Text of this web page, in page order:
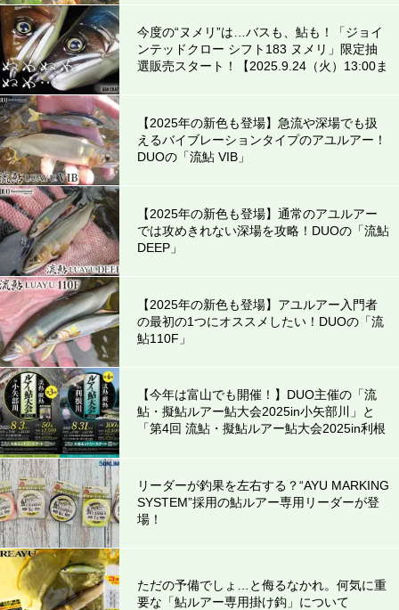
今度の“ヌメリ”は…バスも、鮎も！「ジョイ
ンテッドクロー シフト183 ヌメリ」限定抽
選販売スタート！【2025.9.24（火）13:00ま
【2025年の新色も登場】急流や深場でも扱
えるバイブレーションタイプのアユルアー！
DUOの「流鮎 VIB」
【2025年の新色も登場】通常のアユルアー
では攻めきれない深場を攻略！DUOの「流鮎
DEEP」
【2025年の新色も登場】アユルアー入門者
の最初の1つにオススメしたい！DUOの「流
鮎110F」
【今年は富山でも開催！】DUO主催の「流
鮎・擬鮎ルアー鮎大会2025in小矢部川」と
「第4回 流鮎・擬鮎ルアー鮎大会2025in利根
リーダーが釣果を左右する？“AYU MARKING
SYSTEM”採用の鮎ルアー専用リーダーが登
場！
ただの予備でしょ…と侮るなかれ。何気に重
要な「鮎ルアー専用掛け鈎」について